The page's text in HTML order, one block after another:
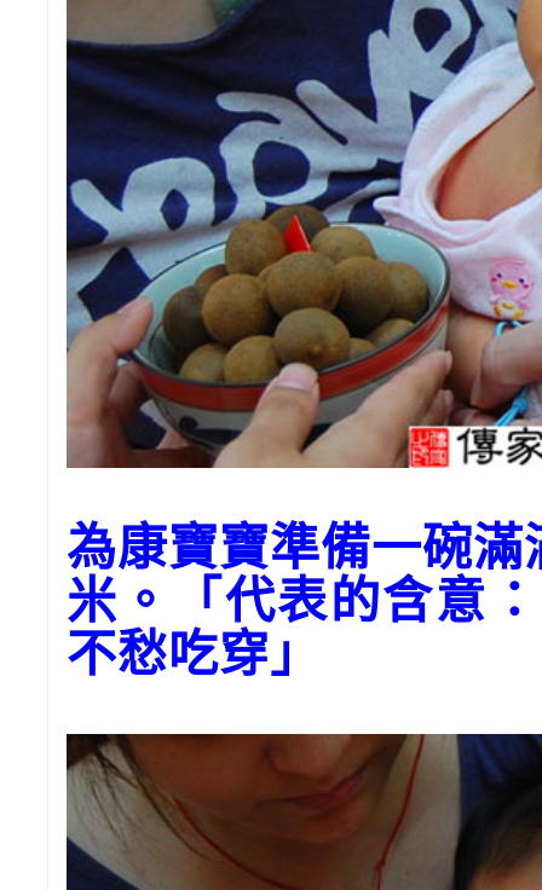
為康寶寶準備一碗
米。「代表的含意
不愁吃穿」